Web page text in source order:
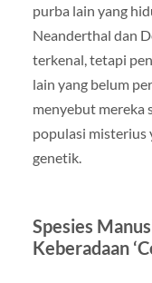
purba lain yang
Neanderthal dan
terkenal, tetapi
lain yang belum
menyebut mereka
populasi misterius
genetik.
Spesies
Keberadaan